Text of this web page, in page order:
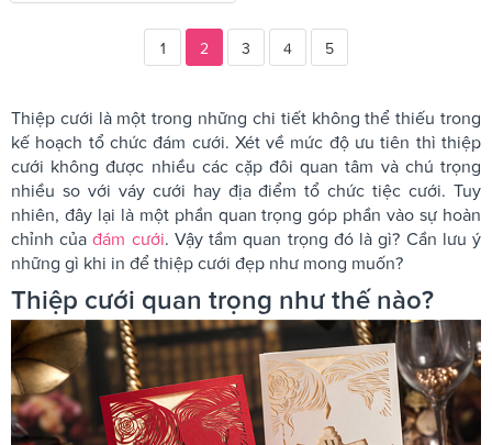
1 2 3 4 5
Thiệp cưới là một trong những chi tiết không thể thiếu trong
kế hoạch tổ chức đám cưới. Xét về mức độ ưu tiên thì thiệp
cưới không được nhiều các cặp đôi quan tâm và chú trọng
nhiều so với váy cưới hay địa điểm tổ chức tiệc cưới. Tuy
nhiên, đây lại là một phần quan trọng góp phần vào sự hoàn
chỉnh củađám cưới. Vậy tầm quan trọng đó là gì? Cần lưu ý
những gì khi in để thiệp cưới đẹp như mong muốn?
Thiệp cưới quan trọng như thế nào?